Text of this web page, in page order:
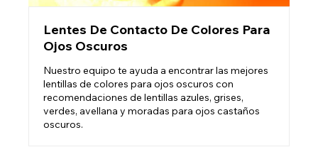
Lentes De Contacto De Colores Para
Ojos Oscuros
Nuestro equipo te ayuda a encontrar las mejores
lentillas de colores para ojos oscuros con
recomendaciones de lentillas azules, grises,
verdes, avellana y moradas para ojos castaños
oscuros.